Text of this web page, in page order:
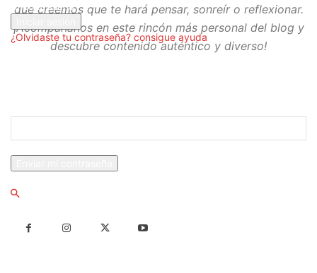
tu contraseña
¿Olvidaste tu contraseña? consigue ayuda
que creemos que te hará pensar, sonreír o reflexionar.
¡Acompáñanos en este rincón más personal del blog y
descubre contenido auténtico y diverso!